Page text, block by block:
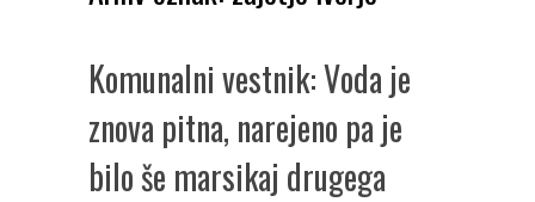
Komunalni vestnik: Voda je
znova pitna, narejeno pa je
bilo še marsikaj drugega